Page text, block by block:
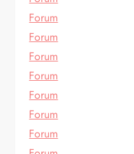
Forum
Forum
Forum
Forum
Forum
Forum
Forum